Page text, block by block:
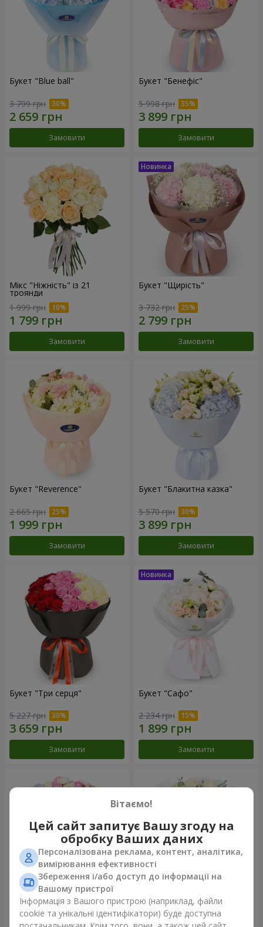
Букет "Blue ball"
3 799 грн
Замовити
Букет "Бенефіс"
5 998 грн
Замовити
Мікс "Ніжність" із 21
троянди
1 999 грн
Замовити
Букет "Щирість"
3 732 грн
Замовити
Букет "Reverence"
2 665 грн
Замовити
Букет "Блакитна казка"
5 570 грн
Замовити
Букет "Три серця"
5 227 грн
Замовити
Букет "Сафо"
2 234 грн
Замовити
Букет "Tarnis"
6 922 грн
Монобукет з 9 білих троянд
1 554 грн
Вітаємо!
Цей сайт запитує Вашу згоду на
обробку Ваших даних
Персоналізована реклама, контент, аналітика,
вимірювання ефективності
Збереження і/або доступ до інформації на
Вашому пристрої
Інформація з Вашого пристрою (наприклад, файли
cookie та унікальні ідентифікатори) буде доступна